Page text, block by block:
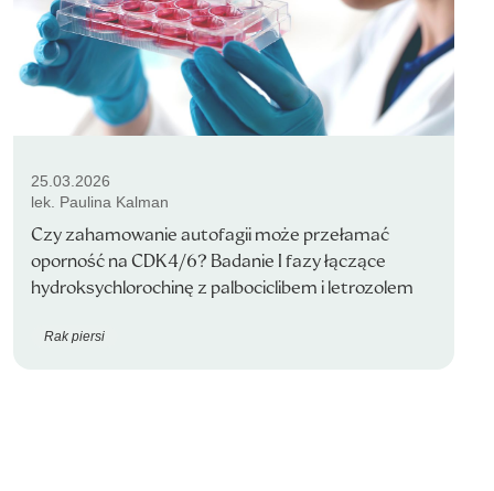
25.03.2026
lek. Paulina Kalman
Czy zahamowanie autofagii może przełamać
oporność na CDK4/6? Badanie I fazy łączące
hydroksychlorochinę z palbociclibem i letrozolem
Rak piersi